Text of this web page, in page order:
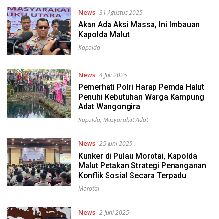
News 31 Agustus 2025
Akan Ada Aksi Massa, Ini Imbauan
Kapolda Malut
Kapolda
News 4 Juli 2025
Pemerhati Polri Harap Pemda Halut
Penuhi Kebutuhan Warga Kampung
Adat Wangongira
Kapolda, Masyarakat Adat
News 25 Juni 2025
Kunker di Pulau Morotai, Kapolda
Malut Petakan Strategi Penanganan
Konflik Sosial Secara Terpadu
Morotai
News 2 Juni 2025